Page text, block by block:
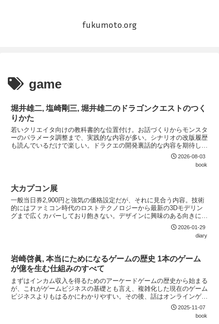
fukumoto.org
game
堀井雄二, 塩崎剛三, 堀井雄二のドラゴンクエストのつく
りかた
若いクリエイタ向けの教科書的な位置付け。お話づくりからモンスタ
ーのパラメータ調整まで、実践的な内容が多い。シナリオの改版履歴
も読んでいるだけで楽しい。ドラクエの開発裏話的な内容を期待して
読むと裏切られるかもしれないが、ゲームづくり、特にJRPG開発に
2026-08-03
book
大カプコン展
一般当日券2,900円と強気の価格設定だが、それに見合う内容。技術
的にはファミコン時代のロストテクノロジーから最新の3Dモデリン
グまで広くカバーしており飽きない。デザインに興味のある向きには
大量の原画、企画に興味のある向きには生の企画書と、ゲームのどの
分野の人にも楽しめる。体験系の展示も多いので、ライトユーザにも
2026-01-29
diary
岩崎啓眞, 本当にためになるゲームの歴史 1本のゲーム
が億を生む仕組みのすべて
まずはインカム収入を得るためのアーケードゲームの歴史から始まる
が、これがゲームビジネスの基礎とも言え、複雑化した現在のゲーム
ビジネスよりもはるかにわかりやすい。その後、話はオンラインゲー
ムや現代風のF2Pゲームへと広がるが、これらも一貫してビジネスと
しての収益構造の視点から解説されている。その時代のゲームがそれ
らの形に落ち着いたのは、社会背景やネットワークの性能、決済手段
2025-11-07
book